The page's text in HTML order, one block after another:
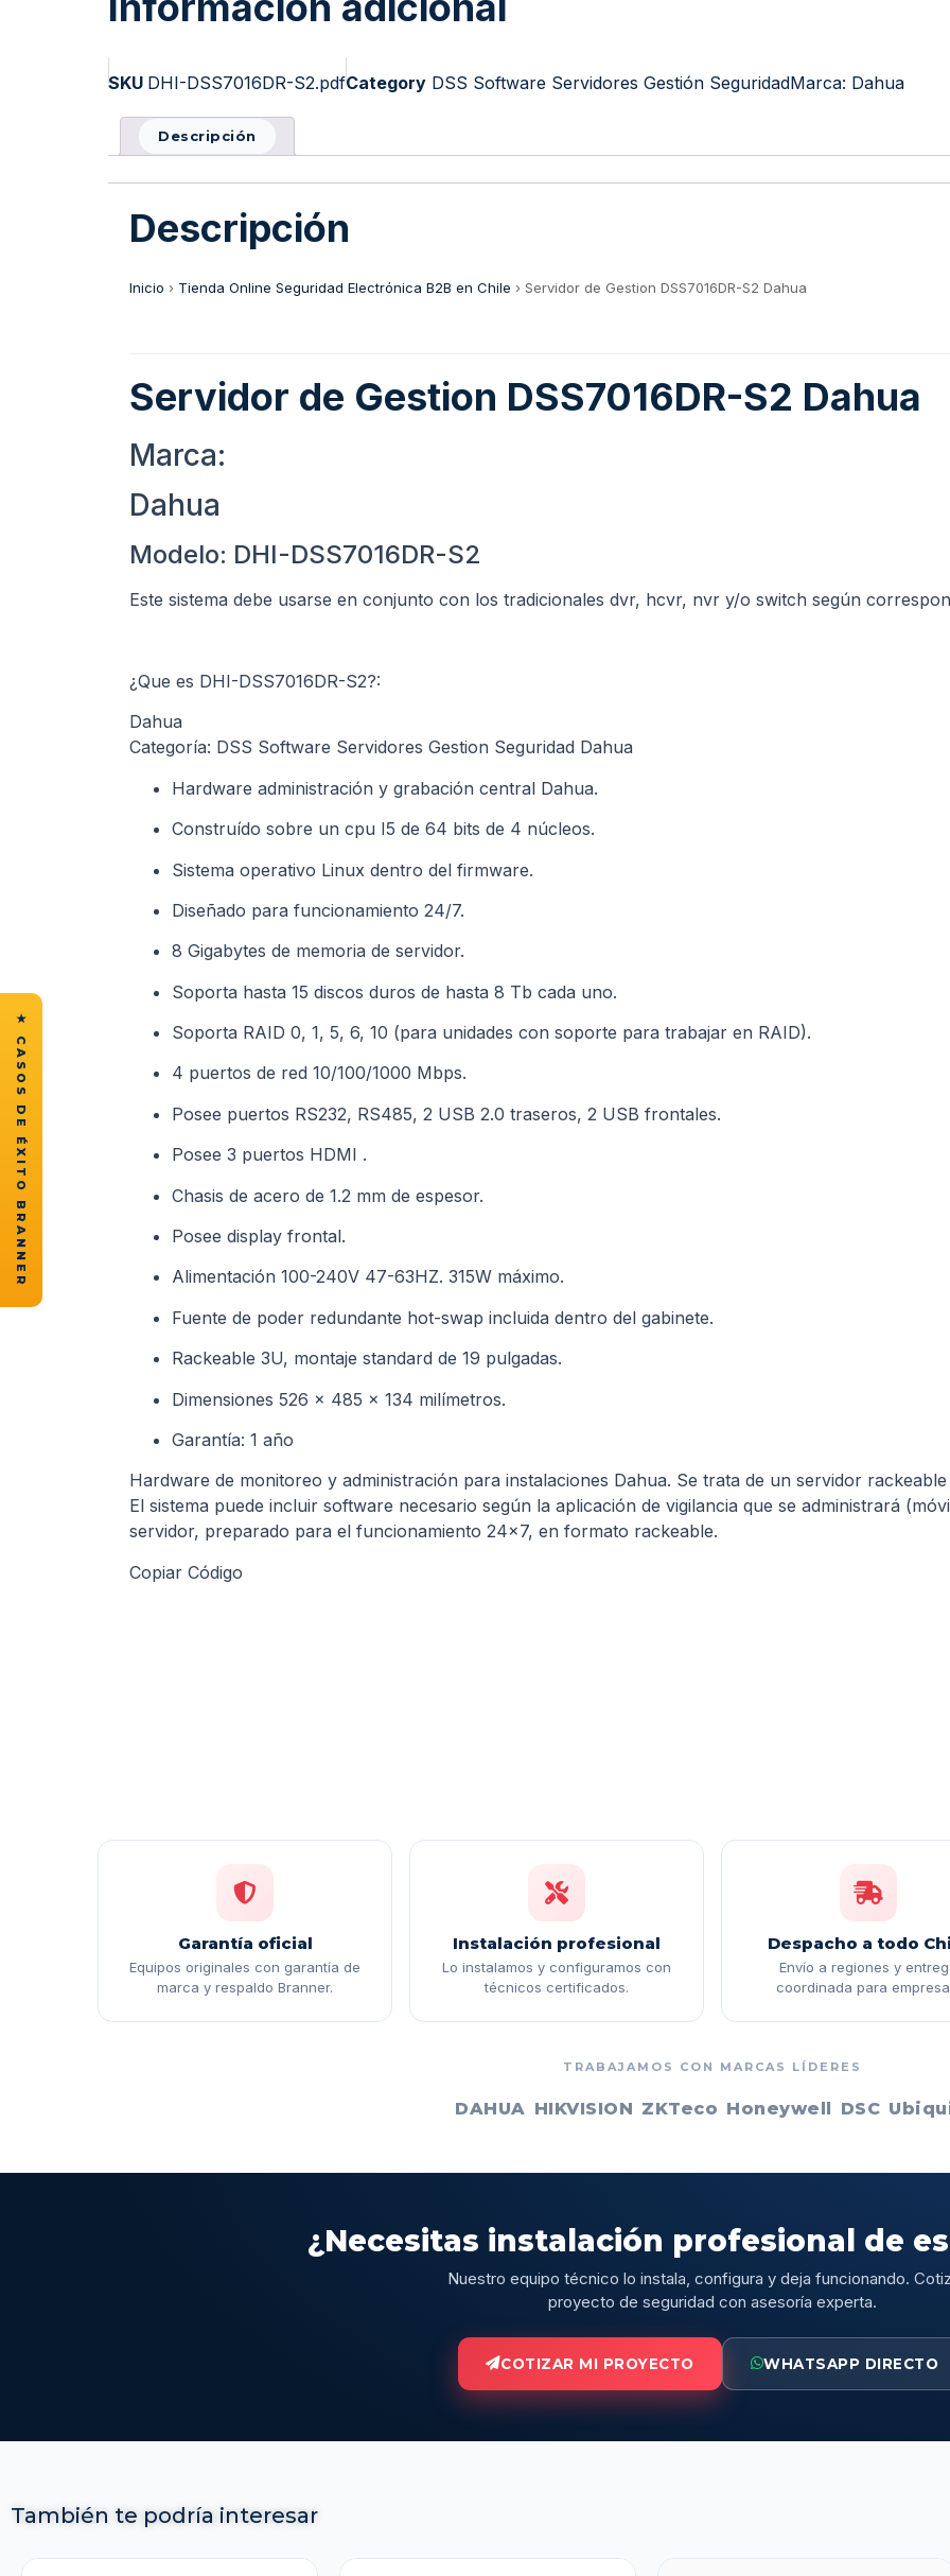
SKU DHI-DSS7016DR-S2.pdfCategory DSS Software Servidores Gestión SeguridadMarca: Dahua
Descripción
Descripción
Inicio › Tienda Online Seguridad Electrónica B2B en Chile › Servidor de Gestion DSS7016DR-S2 Dahua
Servidor de Gestion DSS7016DR-S2 Dahua
Marca:
Dahua
Modelo: DHI-DSS7016DR-S2
Este sistema debe usarse en conjunto con los tradicionales dvr, hcvr, nvr y/o switch según
¿Que es DHI-DSS7016DR-S2?:
Dahua
Categoría: DSS Software Servidores Gestion Seguridad Dahua
Hardware administración y grabación central Dahua.
Construído sobre un cpu I5 de 64 bits de 4 núcleos.
Sistema operativo Linux dentro del firmware.
Diseñado para funcionamiento 24/7.
8 Gigabytes de memoria de servidor.
Soporta hasta 15 discos duros de hasta 8 Tb cada uno.
Soporta RAID 0, 1, 5, 6, 10 (para unidades con soporte para trabajar en RAID).
4 puertos de red 10/100/1000 Mbps.
Posee puertos RS232, RS485, 2 USB 2.0 traseros, 2 USB frontales.
Posee 3 puertos HDMI .
Chasis de acero de 1.2 mm de espesor.
Posee display frontal.
Alimentación 100-240V 47-63HZ. 315W máximo.
Fuente de poder redundante hot-swap incluida dentro del gabinete.
Rackeable 3U, montaje standard de 19 pulgadas.
Dimensiones 526 x 485 x 134 milímetros.
Garantía: 1 año
Hardware de monitoreo y administración para instalaciones Dahua. Se trata de un servidor
El sistema puede incluir software necesario según la aplicación de vigilancia que se administrará
servidor, preparado para el funcionamiento 24×7, en formato rackeable.
Copiar Código
Garantía oficial
Equipos originales con garantía de
marca y respaldo Branner.
Instalación profesional
Lo instalamos y configuramos con
técnicos certificados.
Despacho a todo
Envío a regiones y
coordinada para
TRABAJAMOS CON MARCAS LÍDERES
DAHUA HIKVISION ZKTeco Honeywell DSC
¿Necesitas instalación profesional de
Nuestro equipo técnico lo instala, configura y deja funcionando.
proyecto de seguridad con asesoría experta.
COTIZAR MI PROYECTO WHATSAPP DIRECTO
También te podría interesar
★ CASOS DE ÉXITO BRANNER